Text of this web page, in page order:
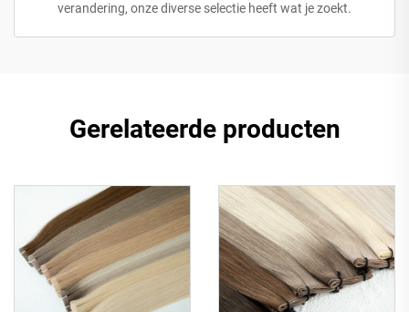
verandering, onze diverse selectie heeft wat je zoekt.
Gerelateerde producten